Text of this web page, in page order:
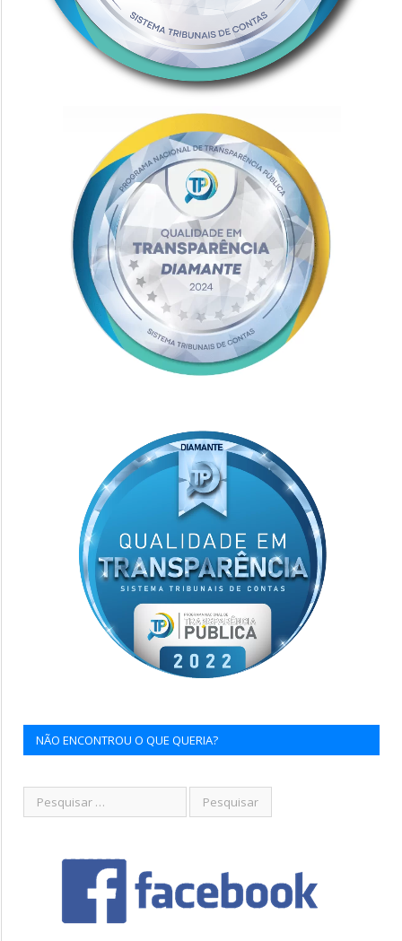
NÃO ENCONTROU O QUE QUERIA?